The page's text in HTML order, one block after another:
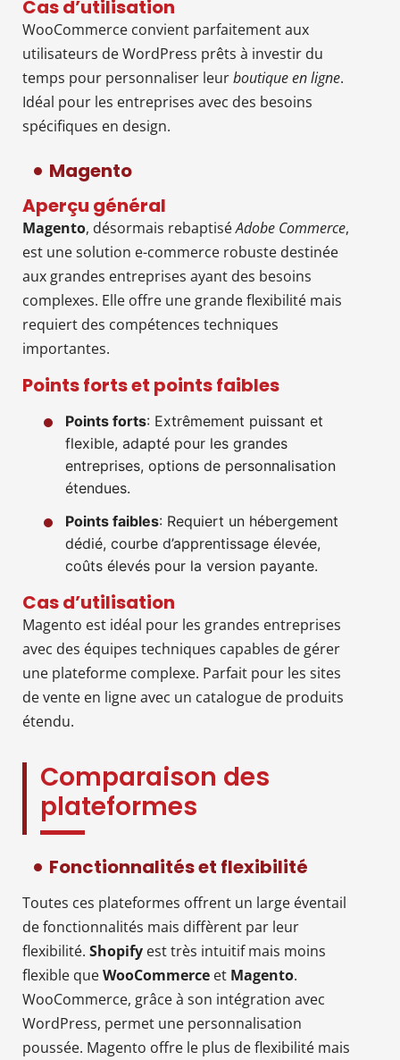
Cas d’utilisation
WooCommerce convient parfaitement aux
utilisateurs de WordPress prêts à investir du
temps pour personnaliser leurboutique en ligne.
Idéal pour les entreprises avec des besoins
spécifiques en design.
Magento
Aperçu général
Magento, désormais rebaptiséAdobe Commerce,
est une solution e-commerce robuste destinée
aux grandes entreprises ayant des besoins
complexes. Elle offre une grande flexibilité mais
requiert des compétences techniques
importantes.
Points forts et points faibles
Points forts: Extrêmement puissant et
flexible, adapté pour les grandes
entreprises, options de personnalisation
étendues.
Points faibles: Requiert un hébergement
dédié, courbe d’apprentissage élevée,
coûts élevés pour la version payante.
Cas d’utilisation
Magento est idéal pour les grandes entreprises
avec des équipes techniques capables de gérer
une plateforme complexe. Parfait pour les sites
de vente en ligne avec un catalogue de produits
étendu.
Comparaison des
plateformes
Fonctionnalités et flexibilité
Toutes ces plateformes offrent un large éventail
de fonctionnalités mais diffèrent par leur
flexibilité. Shopify est très intuitif mais moins
flexible queWooCommerce et Magento.
WooCommerce, grâce à son intégration avec
WordPress, permet une personnalisation
poussée. Magento offre le plus de flexibilité mais